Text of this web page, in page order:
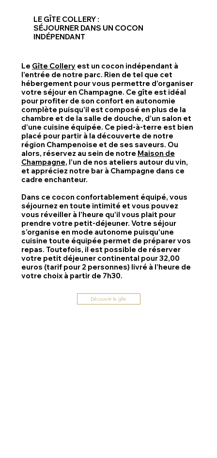
LE GÎTE COLLERY :
SÉJOURNER DANS UN COCON
INDÉPENDANT
Le Gîte Collery est un cocon indépendant à
l’entrée de notre parc. Rien de tel que cet
hébergement pour vous permettre d’organiser
votre séjour en Champagne. Ce gîte est idéal
pour profiter de son confort en autonomie
complète puisqu’il est composé en plus de la
chambre et de la salle de douche, d’un salon et
d’une cuisine équipée. Ce pied-à-terre est bien
placé pour partir à la découverte de notre
région Champenoise et de ses saveurs. Ou
alors, réservez au sein de notre Maison de
Champagne, l’un de nos ateliers autour du vin,
et appréciez notre bar à Champagne dans ce
cadre enchanteur.
Dans ce cocon confortablement équipé, vous
séjournez en toute intimité et vous pouvez
vous réveiller à l’heure qu’il vous plait pour
prendre votre petit-déjeuner. Votre séjour
s’organise en mode autonome puisqu’une
cuisine toute équipée permet de préparer vos
repas. Toutefois, il est possible de réserver
votre petit déjeuner continental pour 32,00
euros (tarif pour 2 personnes) livré à l’heure de
votre choix à partir de 7h30.
Découvrir le gîte